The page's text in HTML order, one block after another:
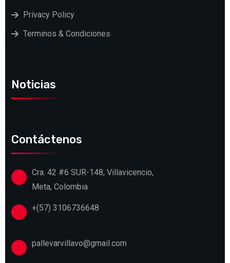
Privacy Policy
Terminos & Condiciones
Noticias
Contáctenos
Cra. 42 #6 SUR-148, Villavicencio,
Meta, Colombia
+(57) 3106736648
pallevarvillavo@gmail.com